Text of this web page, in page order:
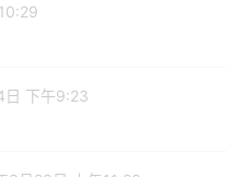
日 下午9:23